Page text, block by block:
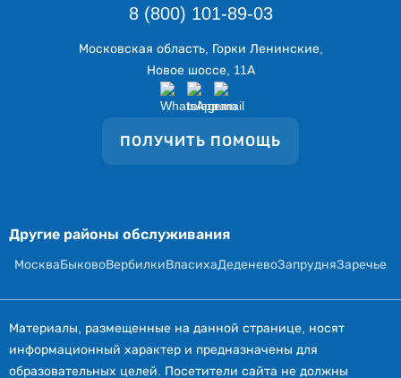
8 (800) 101-89-03
ПОЛУЧИТЬ ПОМОЩЬ
Московская область, Горки Ленинские,
Новое шоссе, 11А
Другие районы обслуживания
МоскваБыковоВербилкиВласихаДеденевоЗапрудняЗаречье
Материалы, размещенные на данной странице, носят
информационный характер и предназначены для
образовательных целей. Посетители сайта не должны